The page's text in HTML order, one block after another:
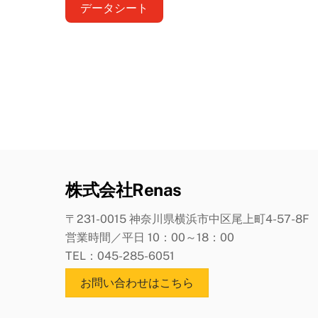
データシート
株式会社Renas
〒231-0015 神奈川県横浜市中区尾上町4-57-8F
営業時間／平日 10：00～18：00
TEL：045-285-6051
お問い合わせはこちら